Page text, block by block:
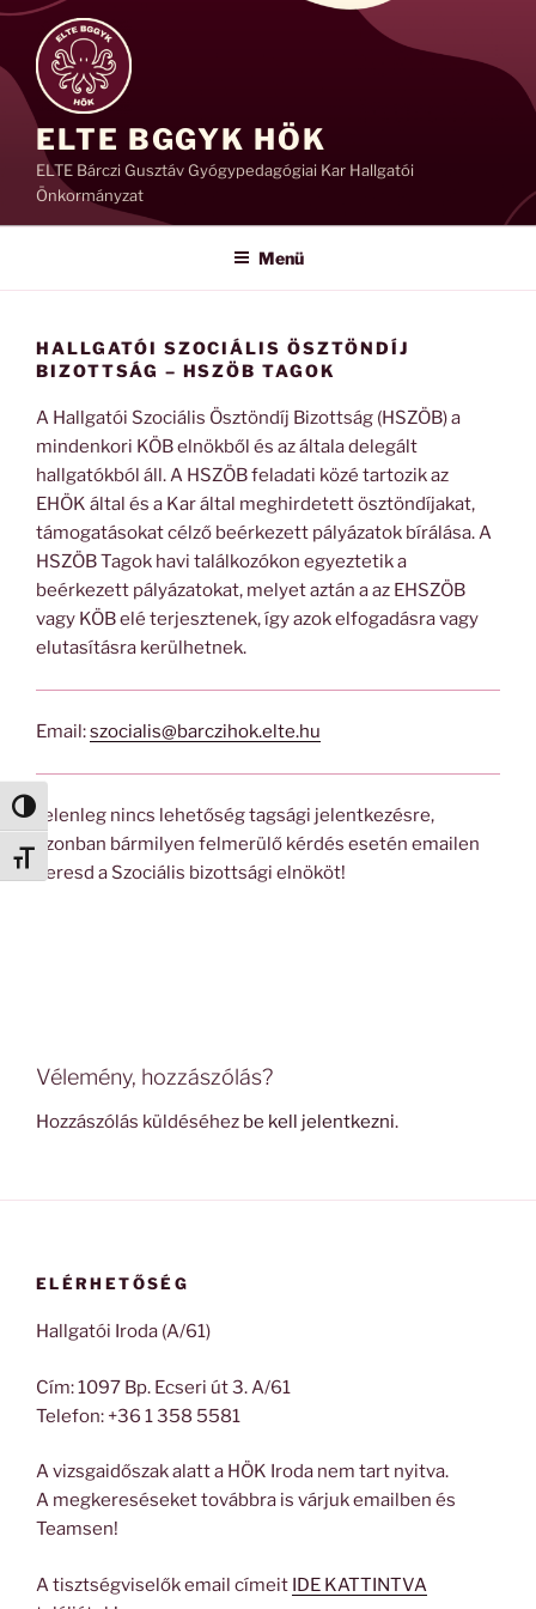
Nagy kontraszt váltása
Betűméret váltása
Tartalomhoz
ELTE BGGYK HÖK
ELTE Bárczi Gusztáv Gyógypedagógiai Kar Hallgatói
Önkormányzat
Menü
HALLGATÓI SZOCIÁLIS ÖSZTÖNDÍJ
BIZOTTSÁG – HSZÖB TAGOK
A Hallgatói Szociális Ösztöndíj Bizottság (HSZÖB) a
mindenkori KÖB elnökből és az általa delegált
hallgatókból áll. A HSZÖB feladati közé tartozik az
EHÖK által és a Kar által meghirdetett ösztöndíjakat,
támogatásokat célző beérkezett pályázatok bírálása. A
HSZÖB Tagok havi találkozókon egyeztetik a
beérkezett pályázatokat, melyet aztán a az EHSZÖB
vagy KÖB elé terjesztenek, így azok elfogadásra vagy
elutasításra kerülhetnek.
Email:szocialis@barczihok.elte.hu
Jelenleg nincs lehetőség tagsági jelentkezésre,
azonban bármilyen felmerülő kérdés esetén emailen
keresd a Szociális bizottsági elnököt!
Vélemény, hozzászólás?
Hozzászólás küldéséhez be kell jelentkezni.
ELÉRHETŐSÉG
Hallgatói Iroda (A/61)
Cím: 1097 Bp. Ecseri út 3. A/61
Telefon: +36 1 358 5581
A vizsgaidőszak alatt a HÖK Iroda nem tart nyitva.
A megkereséseket továbbra is várjuk emailben és
Teamsen!
A tisztségviselők email címeit IDE KATTINTVA